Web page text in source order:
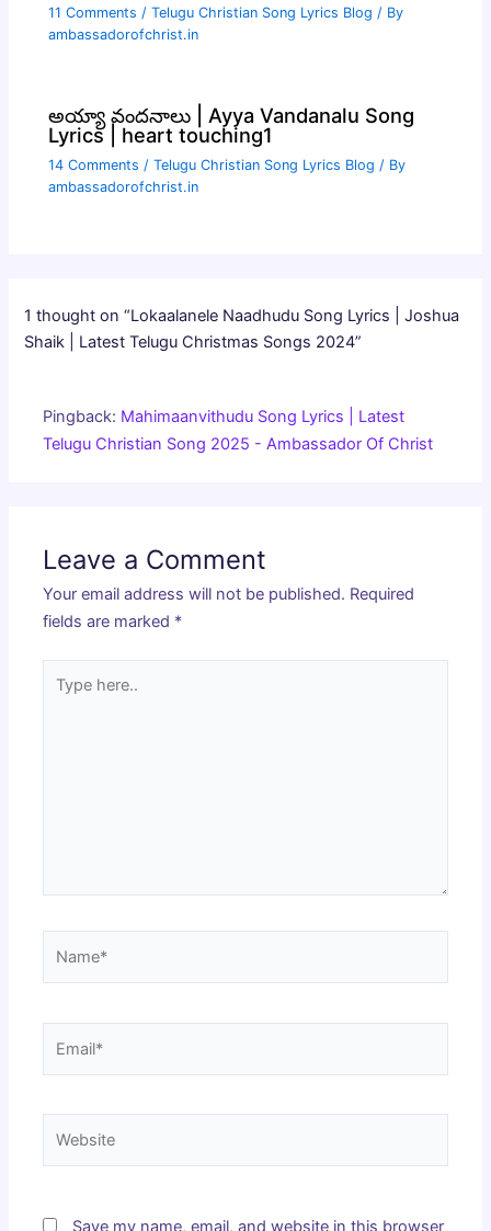
11 Comments /Telugu Christian Song Lyrics Blog / By
ambassadorofchrist.in
అయ్యా వందనాలు | Ayya Vandanalu Song
Lyrics | heart touching1
14 Comments /Telugu Christian Song Lyrics Blog / By
ambassadorofchrist.in
1 thought on “Lokaalanele Naadhudu Song Lyrics | Joshua
Shaik | Latest Telugu Christmas Songs 2024”
Pingback: Mahimaanvithudu Song Lyrics | Latest
Telugu Christian Song 2025 - Ambassador Of Christ
Leave a Comment
Your email address will not be published. Required
fields are marked *
here..
Save my name, email, and website in this browser